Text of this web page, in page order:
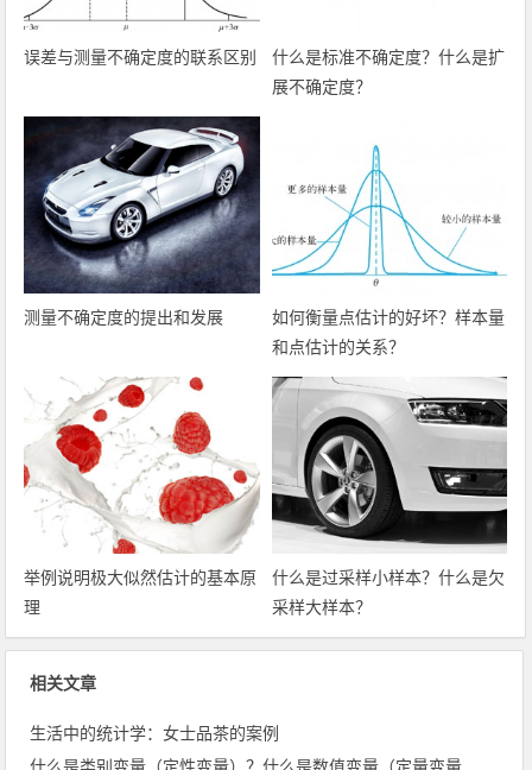
误差与测量不确定度的联系区别
什么是标准不确定度？什么是扩
展不确定度？
测量不确定度的提出和发展
如何衡量点估计的好坏？样本量
和点估计的关系？
举例说明极大似然估计的基本原
理
什么是过采样小样本？什么是欠
采样大样本？
相关文章
生活中的统计学：女士品茶的案例